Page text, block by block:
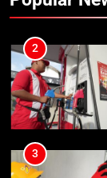
3
4